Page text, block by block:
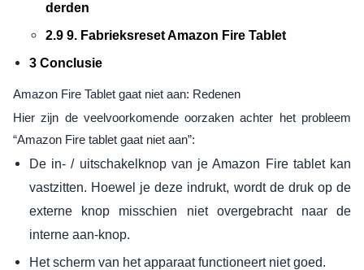
derden
2.9 9. Fabrieksreset Amazon Fire Tablet
3 Conclusie
Amazon Fire Tablet gaat niet aan: Redenen
Hier zijn de veelvoorkomende oorzaken achter het probleem
“Amazon Fire tablet gaat niet aan”:
De in- / uitschakelknop van je Amazon Fire tablet kan
vastzitten. Hoewel je deze indrukt, wordt de druk op de
externe knop misschien niet overgebracht naar de
interne aan-knop.
Het scherm van het apparaat functioneert niet goed.